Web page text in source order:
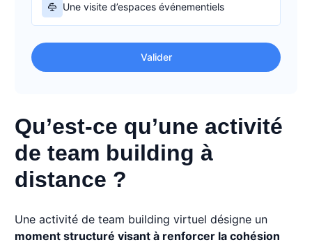
Une visite d’espaces événementiels
Valider
Qu’est-ce qu’une activité
de team building à
distance ?
Une activité de team building virtuel désigne un
moment structuré visant à renforcer la cohésion